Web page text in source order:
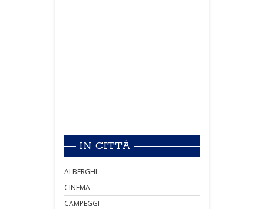
IN CITTÀ
ALBERGHI
CINEMA
CAMPEGGI